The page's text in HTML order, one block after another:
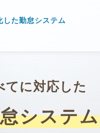
した勤怠システム
てに対応した
システム